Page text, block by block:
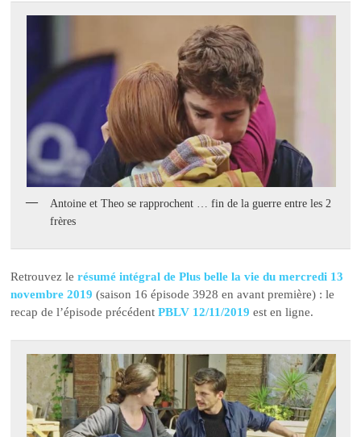
Antoine et Theo se rapprochent … fin de la guerre entre les 2
frères
Retrouvez lerésumé intégral de Plus belle la vie du mercredi 13
novembre 2019 (saison 16 épisode 3928 en avant première) : le
recap de l’épisode précédentPBLV 12/11/2019 est en ligne.